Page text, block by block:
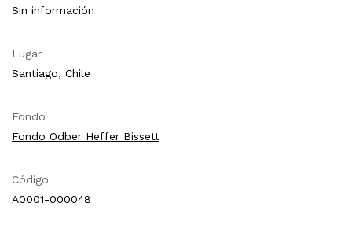
Sin información
Lugar
Santiago, Chile
Fondo
Fondo Odber Heffer Bissett
Código
A0001-000048